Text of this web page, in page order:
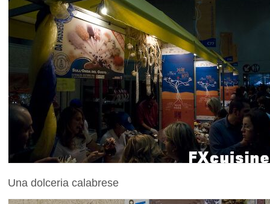
Una dolceria calabrese